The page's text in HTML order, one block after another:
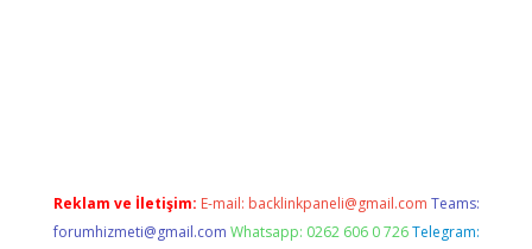
Reklam ve İletişim: E-mail: backlinkpaneli@gmail.com Teams:
forumhizmeti@gmail.com Whatsapp: 0262 606 0 726 Telegram: